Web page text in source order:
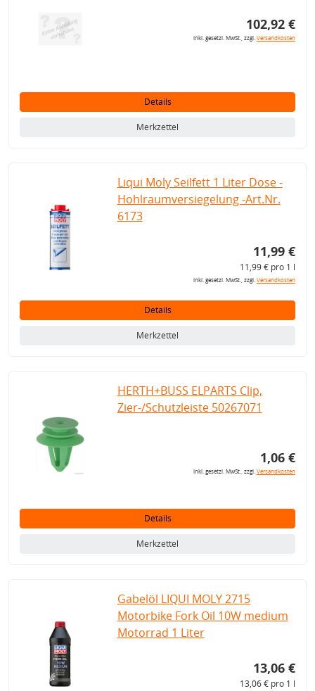
102,92 €
inkl. gesetzl. MwSt., zzgl.Versandkosten
Details
Merkzettel
Liqui Moly Seilfett 1 Liter Dose -
Hohlraumversiegelung -Art.Nr.
6173
11,99 €
11,99 € pro 1 l
inkl. gesetzl. MwSt., zzgl.Versandkosten
Details
Merkzettel
HERTH+BUSS ELPARTS Clip,
Zier-/Schutzleiste 50267071
1,06 €
inkl. gesetzl. MwSt., zzgl.Versandkosten
Details
Merkzettel
Gabelöl LIQUI MOLY 2715
Motorbike Fork Oil 10W medium
Motorrad 1 Liter
13,06 €
13,06 € pro 1 l